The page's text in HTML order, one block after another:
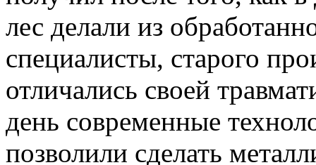
лес делали из
специалисты, старого
отличались своей
день современные
позволили сделать